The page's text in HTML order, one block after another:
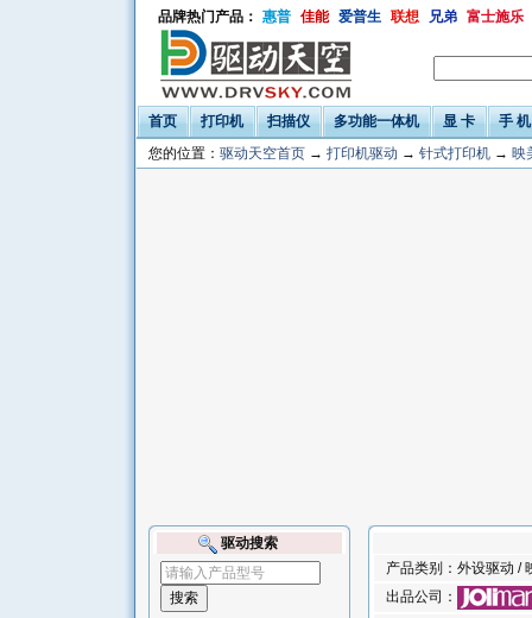
品牌热门产品： 惠普 佳能 爱普生 联想 兄弟 富士施乐
首页 打印机 扫描仪 多功能一体机 显 卡
手 机
您的位置： 驱动天空首页 → 打印机驱动 → 针式打印机 → 映
产品类别：外设驱动 /
出品公司：
驱动搜索